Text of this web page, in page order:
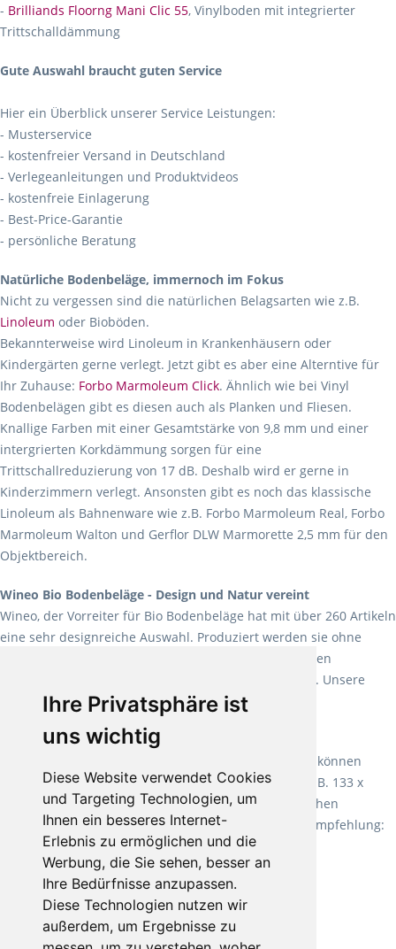
Ihre Privatsphäre ist
uns wichtig
Diese Website verwendet Cookies
und Targeting Technologien, um
Ihnen ein besseres Internet-
Erlebnis zu ermöglichen und die
Werbung, die Sie sehen, besser an
Ihre Bedürfnisse anzupassen.
Diese Technologien nutzen wir
außerdem, um Ergebnisse zu
- Brilliands Floorng Mani Clic 55, Vinylboden mit integrierter
Trittschalldämmung
Gute Auswahl braucht guten Service
Hier ein Überblick unserer Service Leistungen:
- Musterservice
- kostenfreier Versand in Deutschland
- Verlegeanleitungen und Produktvideos
- kostenfreie Einlagerung
- Best-Price-Garantie
- persönliche Beratung
Natürliche Bodenbeläge, immernoch im Fokus
Nicht zu vergessen sind die natürlichen Belagsarten wie z.B.
Linoleum oder Bioböden.
Bekannterweise wird Linoleum in Krankenhäusern oder
Kindergärten gerne verlegt. Jetzt gibt es aber eine Alterntive für
Ihr Zuhause: Forbo Marmoleum Click. Ähnlich wie bei Vinyl
Bodenbelägen gibt es diesen auch als Planken und Fliesen.
Knallige Farben mit einer Gesamtstärke von 9,8 mm und einer
intergrierten Korkdämmung sorgen für eine
Trittschallreduzierung von 17 dB. Deshalb wird er gerne in
Kinderzimmern verlegt. Ansonsten gibt es noch das klassische
Linoleum als Bahnenware wie z.B. Forbo Marmoleum Real, Forbo
Marmoleum Walton und Gerflor DLW Marmorette 2,5 mm für den
Objektbereich.
Wineo Bio Bodenbeläge - Design und Natur vereint
Wineo, der Vorreiter für Bio Bodenbeläge hat mit über 260 Artikeln
eine sehr designreiche Auswahl. Produziert werden sie ohne
Weichmacher und Lösungsmittel. Mit allen verfügbaren
Verlegearten ist er für jegliche Bauvorhaben attraktiv. Unsere
Empfehlung:Wineo 1000 Multi Layer XXL.
Teppiche für ein angenehmes Laufgefühl
machen es schon lange vor. Sie können
Teppich in Ihrem gewünschten Sondermaß kaufen, z.B. 133 x
60cm. Vor allem in Schlafzimmern aufgrund der weichen
Oberfläche ein sehr beliebter Zusatzboden. Unsere Empfehlung:
Fletco Fluffy und Fletco Hermelin